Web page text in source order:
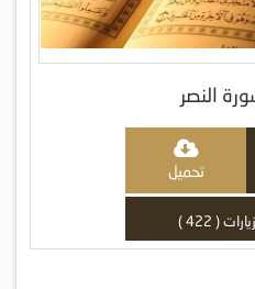
تحميل
( 422 )